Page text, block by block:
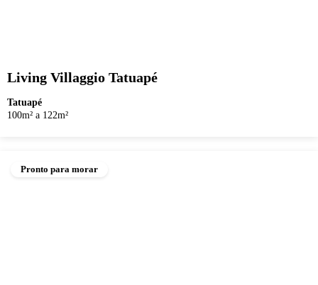
Living Villaggio Tatuapé
Tatuapé
100m² a 122m²
Pronto para morar